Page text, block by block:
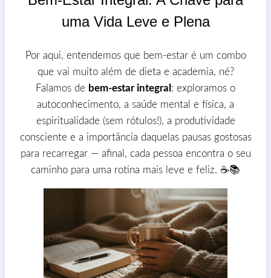
uma Vida Leve e Plena
Por aqui, entendemos que bem-estar é um combo
que vai muito além de dieta e academia, né?
Falamos de bem-estar integral : exploramos o
autoconhecimento, a saúde mental e física, a
espiritualidade (sem rótulos!), a produtividade
consciente e a importância daquelas pausas gostosas
para recarregar — afinal, cada pessoa encontra o seu
caminho para uma rotina mais leve e feliz. ☕📚